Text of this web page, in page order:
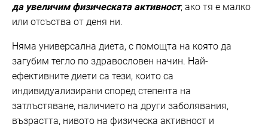
да увеличим физическата активност, ако тя е малко
или отсъства от деня ни.
Няма универсална диета, с помощта на която да
загубим тегло по здравословен начин. Най-
ефективните диети са тези, които са
индивидуализирани според степента на
затлъстяване, наличието на други заболявания,
възрастта, нивото на физическа активност и